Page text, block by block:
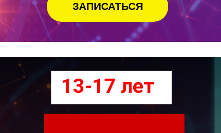
ЗАПИСАТЬСЯ
13-17 лет